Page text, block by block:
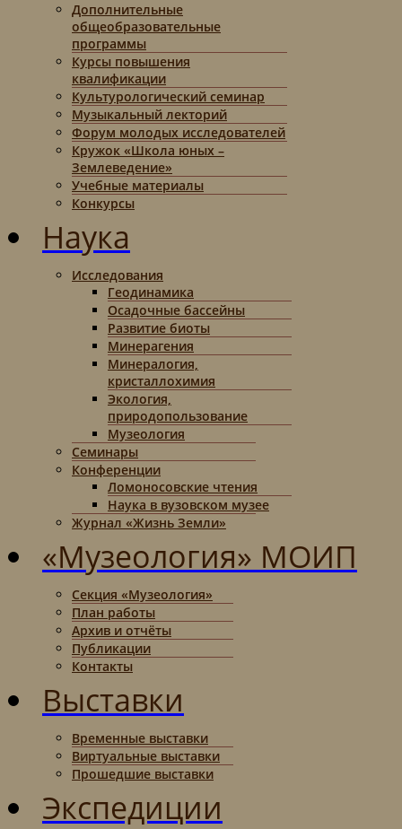
Дополнительные
общеобразовательные
программы
Курсы повышения
квалификации
Культурологический семинар
Музыкальный лекторий
Форум молодых исследователей
Кружок «Школа юных –
Землеведение»
Учебные материалы
Конкурсы
Наука
Исследования
Геодинамика
Осадочные бассейны
Развитие биоты
Минерагения
Минералогия,
кристаллохимия
Экология,
природопользование
Музеология
Семинары
Конференции
Ломоносовские чтения
Наука в вузовском музее
Журнал «Жизнь Земли»
«Музеология» МОИП
Секция «Музеология»
План работы
Архив и отчёты
Публикации
Контакты
Выставки
Временные выставки
Виртуальные выставки
Прошедшие выставки
Экспедиции